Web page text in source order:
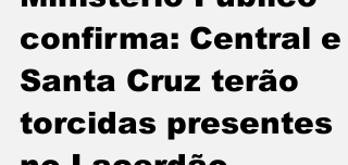
15 de mai. de 2025 1 min de leitura
Ministério Público
confirma: Central e
Santa Cruz terão